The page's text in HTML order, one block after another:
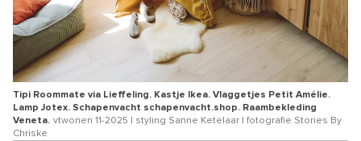
Tipi Roommate via Lieffeling. Kastje Ikea. Vlaggetjes Petit Amélie.
Lamp Jotex. Schapenvacht schapenvacht.shop. Raambekleding
Veneta. vtwonen 11-2025 | styling Sanne Ketelaar | fotografie Stories By
Chriske